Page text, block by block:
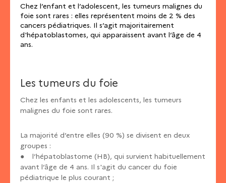
Chez l’enfant et l’adolescent, les tumeurs malignes du
foie sont rares : elles représentent moins de 2 % des
cancers pédiatriques. Il s’agit majoritairement
d'hépatoblastomes, qui apparaissent avant l’âge de 4
ans.
Les tumeurs du foie
Chez les enfants et les adolescents, les tumeurs
malignes du foie sont rares.
La majorité d’entre elles (90 %) se divisent en deux
groupes :
● l’hépatoblastome (HB), qui survient habituellement
avant l’âge de 4 ans. Il s'agit du cancer du foie
pédiatrique le plus courant ;